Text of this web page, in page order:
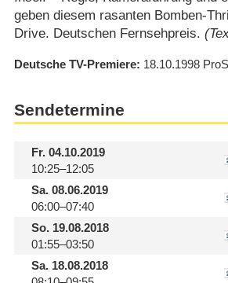
geben diesem rasanten Bomben-
Drive. Deutschen Fernsehpreis.
Deutsche TV-Premiere 18.10.1998
Sendetermine
Fr.04.10.2019
10:25–12:05
Sa.08.06.2019
06:00–07:40
So.19.08.2018
01:55–03:50
Sa.18.08.2018